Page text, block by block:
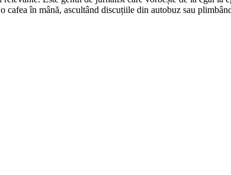
în mână, ascultând discuțiile din autobuz sau